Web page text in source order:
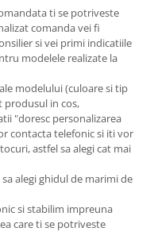
ti se potriveste
comanda vei fi
si vei primi indicatiile
modelele realizate la
modelului (culoare si tip
produsul in cos,
"doresc personalizarea
contacta telefonic si iti vor
astfel sa alegi cat mai
alegi ghidul de marimi de
si stabilim impreuna
care ti se potriveste